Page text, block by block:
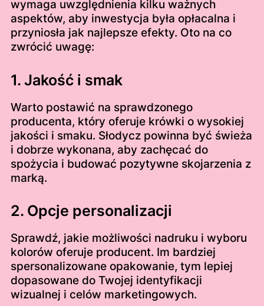
wymaga uwzględnienia kilku ważnych
aspektów, aby inwestycja była opłacalna i
przyniosła jak najlepsze efekty. Oto na co
zwrócić uwagę:
1. Jakość i smak
Warto postawić na sprawdzonego
producenta, który oferuje krówki o wysokiej
jakości i smaku. Słodycz powinna być świeża
i dobrze wykonana, aby zachęcać do
spożycia i budować pozytywne skojarzenia z
marką.
2. Opcje personalizacji
Sprawdź, jakie możliwości nadruku i wyboru
kolorów oferuje producent. Im bardziej
spersonalizowane opakowanie, tym lepiej
dopasowane do Twojej identyfikacji
wizualnej i celów marketingowych.